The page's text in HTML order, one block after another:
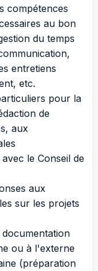
compétences
au bon
du temps
entretiens
etc.
pour la
de
aux
le Conseil de
aux
sur les projets
ou à l'externe
(préparation